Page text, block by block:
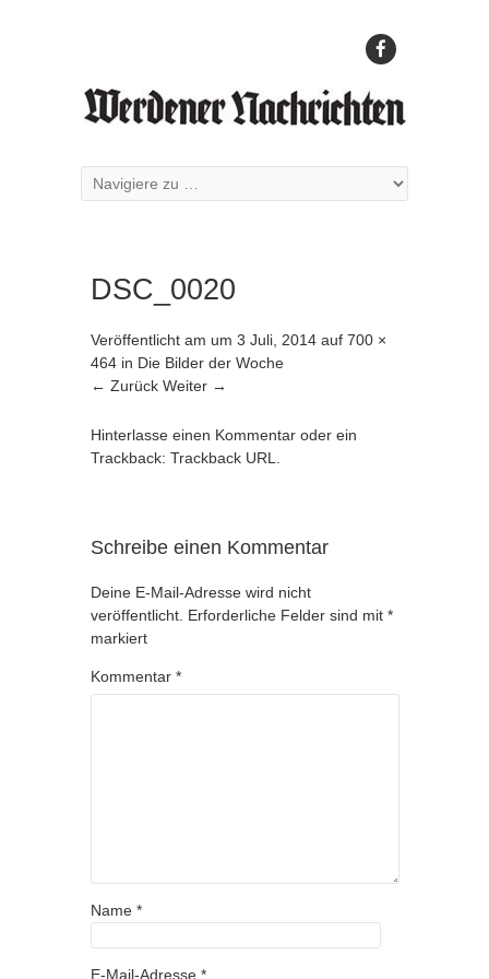
DSC_0020
Veröffentlicht am um 3 Juli, 2014 auf 700 ×
464 in Die Bilder der Woche
← Zurück Weiter →
Hinterlasse einen Kommentar oder ein
Trackback: Trackback URL
Schreibe einen Kommentar
Deine E-Mail-Adresse wird nicht
veröffentlicht. Erforderliche Felder sind mit *
markiert
Kommentar *
Name *
E-Mail-Adresse *